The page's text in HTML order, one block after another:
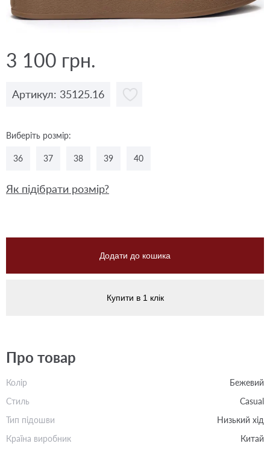
3 100 грн.
Артикул: 35125.16
Виберіть розмір:
36 37 38 39 40
Як підібрати розмір?
Додати до кошика
Купити в 1 клік
Про товар
Колір
Бежевий
Стиль
Casual
Тип підошви
Низький хід
Країна виробник
Китай